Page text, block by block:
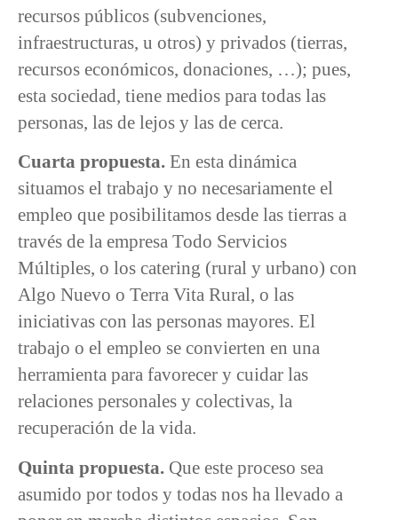
recursos públicos (subvenciones,
infraestructuras, u otros) y privados (tierras,
recursos económicos, donaciones, …); pues,
esta sociedad, tiene medios para todas las
personas, las de lejos y las de cerca.
Cuarta propuesta. En esta dinámica
situamos el trabajo y no necesariamente el
empleo que posibilitamos desde las tierras a
través de la empresa Todo Servicios
Múltiples, o los catering (rural y urbano) con
Algo Nuevo o Terra Vita Rural, o las
iniciativas con las personas mayores. El
trabajo o el empleo se convierten en una
herramienta para favorecer y cuidar las
relaciones personales y colectivas, la
recuperación de la vida.
Quinta propuesta. Que este proceso sea
asumido por todos y todas nos ha llevado a